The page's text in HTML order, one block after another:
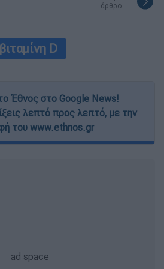
άρθρο
βιταμίνη D
Έθνος στο Google News!
λεπτό προς λεπτό, με την
του www.ethnos.gr